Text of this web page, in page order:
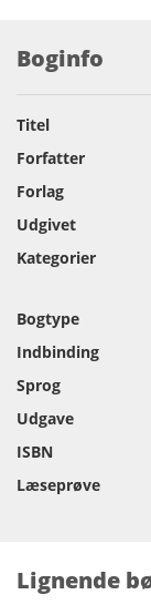
Boginfo
Titel
Forfatter
Forlag
Udgivet
Kategorier
Bogtype
Indbinding
Sprog
Udgave
ISBN
Læseprøve
Lignende